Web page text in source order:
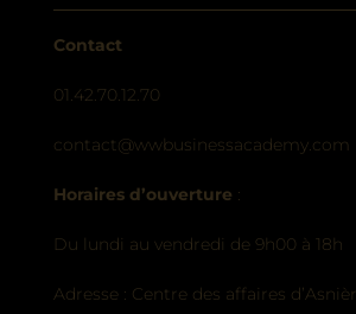
Contact
01.42.70.12.70
contact@wwbusinessacademy.com
Horaires d’ouverture :
Du lundi au vendredi de 9h00 à 18h
Adresse : Centre des affaires